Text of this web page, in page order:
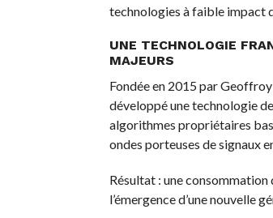
technologies à faible impact
UNE TECHNOLOGIE
MAJEURS
Fondée en 2015 par
développé une technologie
algorithmes propriétaires
ondes porteuses de signaux
Résultat : une
l’émergence d’une nouvelle